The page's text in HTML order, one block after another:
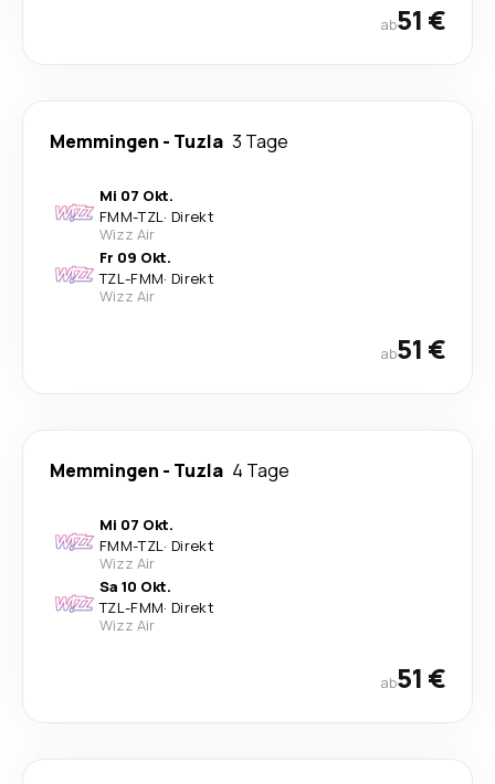
ab51 €
Memmingen - Tuzla 3 Tage
Mi 07 Okt.
FMM-TZL· Direkt
Wizz Air
Fr 09 Okt.
TZL-FMM· Direkt
Wizz Air
ab51 €
Memmingen - Tuzla 4 Tage
Mi 07 Okt.
FMM-TZL· Direkt
Wizz Air
Sa 10 Okt.
TZL-FMM· Direkt
Wizz Air
ab51 €